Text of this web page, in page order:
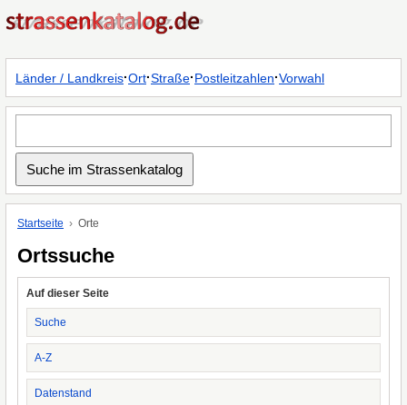
Länder / Landkreis·Ort·Straße·Postleitzahlen·Vorwahl
Startseite Orte
Ortssuche
Auf dieser Seite
Suche
A-Z
Datenstand